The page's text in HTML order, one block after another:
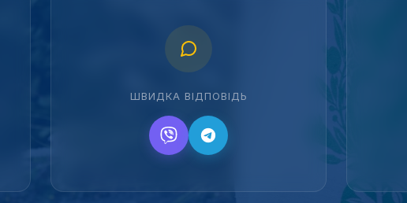
ШВИДКА ВІДПОВІДЬ